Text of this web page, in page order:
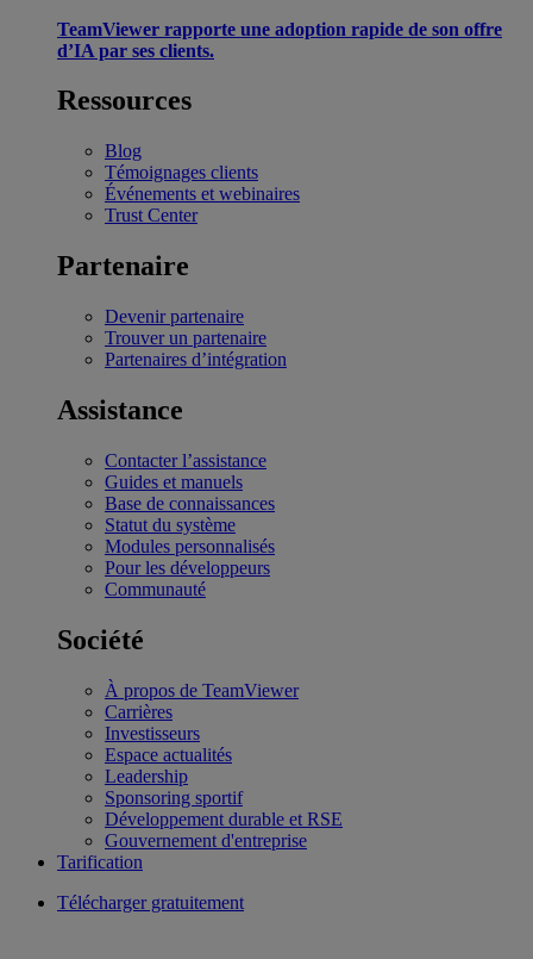
TeamViewer rapporte une adoption rapide de son offre
d’IA par ses clients.
Ressources
Blog
Témoignages clients
Événements et webinaires
Trust Center
Partenaire
Devenir partenaire
Trouver un partenaire
Partenaires d’intégration
Assistance
Contacter l’assistance
Guides et manuels
Base de connaissances
Statut du système
Modules personnalisés
Pour les développeurs
Communauté
Société
À propos de TeamViewer
Carrières
Investisseurs
Espace actualités
Leadership
Sponsoring sportif
Développement durable et RSE
Gouvernement d'entreprise
Tarification
Télécharger gratuitement